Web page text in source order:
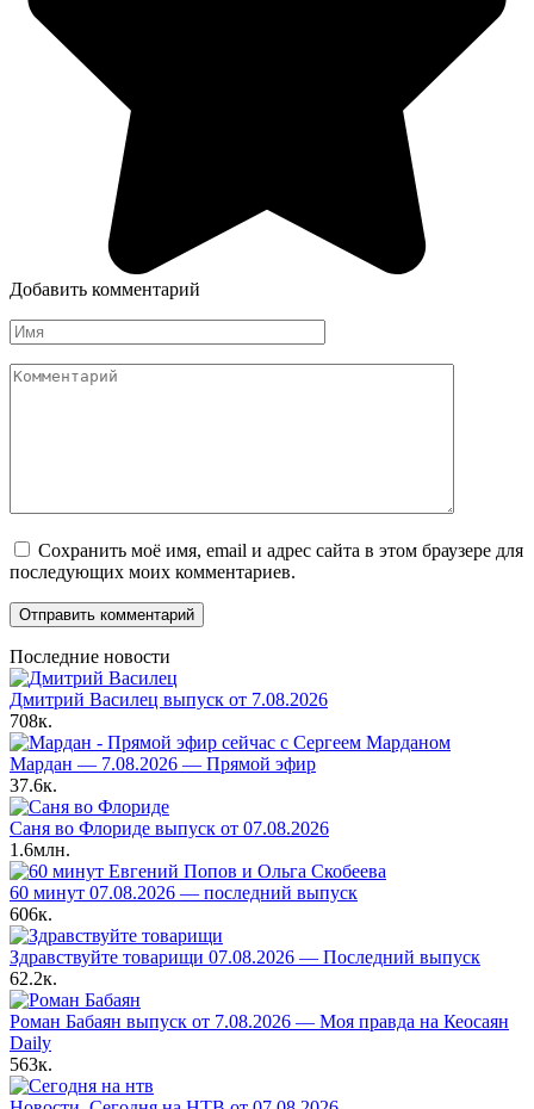
Добавить комментарий
Имя
Комментарий
Сохранить моё имя, email и адрес сайта в этом браузере для
последующих моих комментариев.
Последние новости
Дмитрий Василец выпуск от 7.08.2026
708к.
Мардан — 7.08.2026 — Прямой эфир
37.6к.
Саня во Флориде выпуск от 07.08.2026
1.6млн.
60 минут 07.08.2026 — последний выпуск
606к.
Здравствуйте товарищи 07.08.2026 — Последний выпуск
62.2к.
Роман Бабаян выпуск от 7.08.2026 — Моя правда на Кеосаян
Daily
563к.